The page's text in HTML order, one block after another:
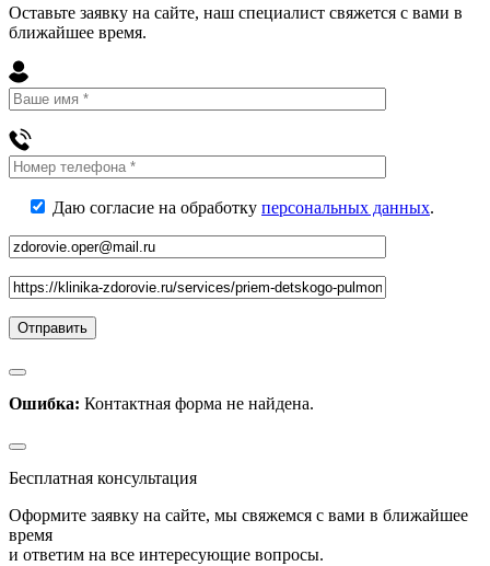
Оставьте заявку на сайте, наш специалист свяжется с вами в
ближайшее время.
Даю согласие на обработку персональных данных.
Ошибка: Контактная форма не найдена.
Бесплатная консультация
Оформите заявку на сайте, мы свяжемся с вами в ближайшее
время
и ответим на все интересующие вопросы.